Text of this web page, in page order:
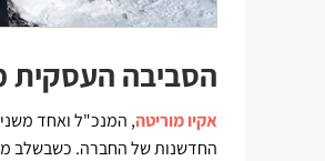
הסביבה העסקית
אקיו מוריטה, המנכ"ל ואחד
החדשנות של החברה. כשבשלב